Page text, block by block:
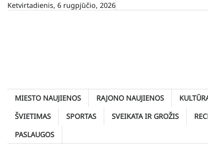
SkipKetvirtadienis, 6 rugpjūčio, 2026
MIESTO NAUJIENOS RAJONO NAUJIENOS
ŠVIETIMAS
SPORTAS SVEIKATA IR GROŽIS
PASLAUGOS